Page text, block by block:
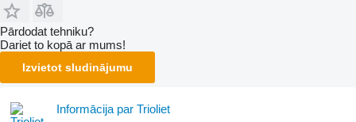
Pārdodat tehniku?
Dariet to kopā ar mums!
Izvietot sludinājumu
Informācija par Trioliet